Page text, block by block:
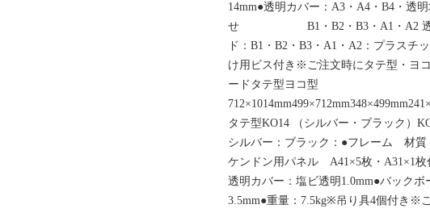
14mm●透明カバー：A3・A4・B4・透
せ B1・B2・B3・A1・A2 透明
ド：B1・B2・B3・A1・A2：プラスチ
け用ビス付き※ご注文時にタテ型・ヨ
ードタテ型ヨコ型
タテ型KO14 （シルバー・ブラック）
シルバー：ブラック：●フレーム 材質
ケンドン用パネル A41×5枚・A31×1
透明カバー：塩ビ透明1.0mm●バック
3.5mm●重量：7.5kg※吊り具4個付き※